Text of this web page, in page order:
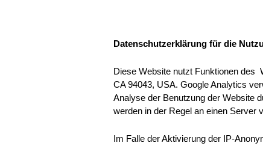
Datenschutzerklärung für die
Diese Website nutzt Funktionen des
CA 94043, USA. Google Analytics
Analyse der Benutzung der Website
werden in der Regel an einen Server
Im Falle der Aktivierung der IP-